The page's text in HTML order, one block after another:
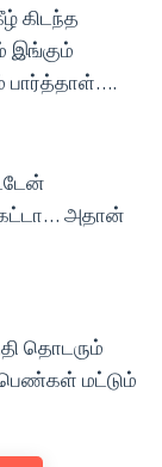
கிடந்த
இங்கும்
பார்த்தாள்….
அதான்
தொடரும்
மட்டும்